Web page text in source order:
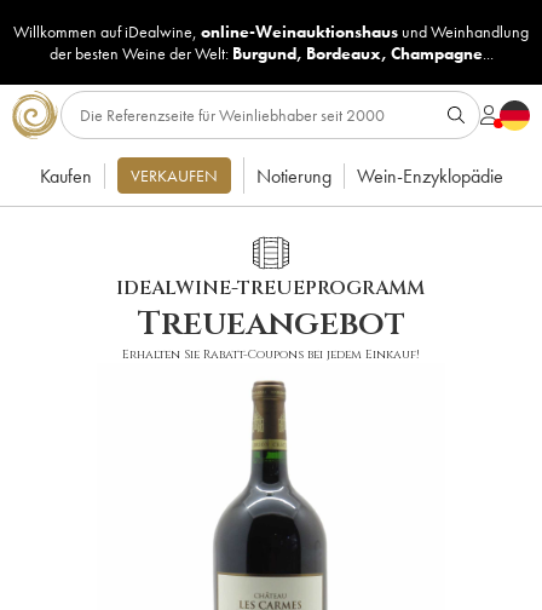
Willkommen auf iDealwine, online-Weinauktionshaus undWeinhandlung
der besten Weine der Welt: Burgund, Bordeaux, Champagne...
Kaufen VERKAUFEN Notierung Wein-Enzyklopädie
IDEALWINE-TREUEPROGRAMM
Treueangebot
Erhalten Sie Rabatt-Coupons bei jedem Einkauf!